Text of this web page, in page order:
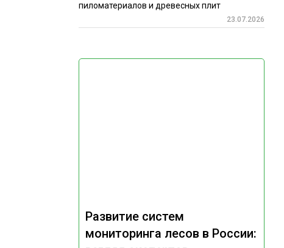
Развитие систем
мониторинга лесов в России:
пиломатериалов и древесных плит
23.07.2026